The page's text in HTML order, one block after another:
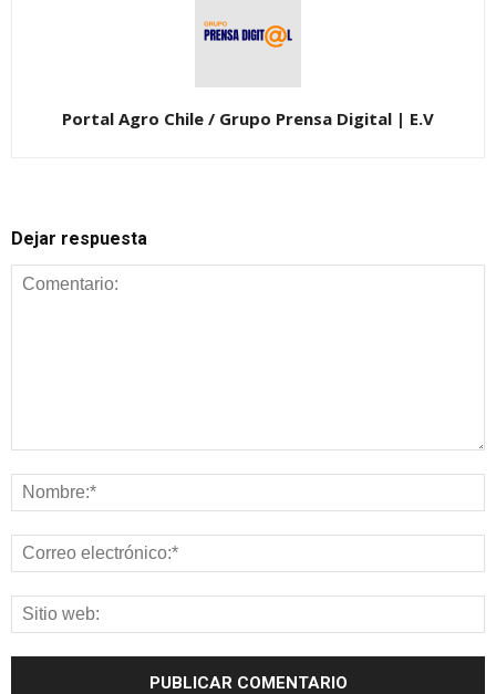
Portal Agro Chile / Grupo Prensa Digital | E.V
Dejar respuesta